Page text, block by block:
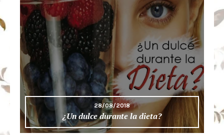
28/08/2018
¿Un dulce durante la dieta?